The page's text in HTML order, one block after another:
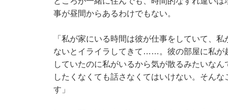
事が昼間からあるわけでもない。
「私が家にいる時間は彼が仕事をしていて、
ないとイライラしてきて……。彼の部屋に私が
していたのに私がいるから気が散るみたいな
したくなくても話さなくてはいけない。そん
す」